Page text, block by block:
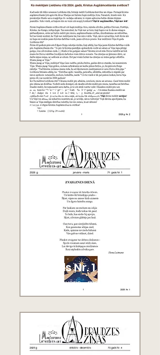
71. gads Nr. 2
2026.g. aprīlis - jūnijs
71. gads Nr. 1
2026.g. janvāris - marts